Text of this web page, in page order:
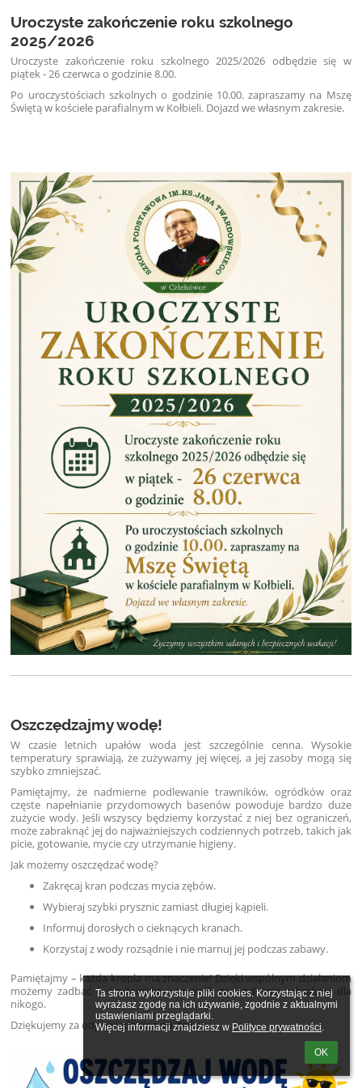
Ta strona wykorzystuje pliki cookies. Korzystając z niej
wyrażasz zgodę na ich używanie, zgodnie z aktualnymi
ustawieniami przeglądarki.
Więcej informacji znajdziesz w Polityce prywatności.
OK
Uroczyste zakończenie roku szkolnego
2025/2026
Uroczyste zakończenie roku szkolnego 2025/2026 odbędzie się w
piątek - 26 czerwca o godzinie 8.00.
Po uroczystościach szkolnych o godzinie 10.00. zapraszamy na Mszę
Świętą w kościele parafialnym w Kołbieli. Dojazd we własnym zakresie.
Oszczędzajmy wodę!
W czasie letnich upałów woda jest szczególnie cenna. Wysokie
temperatury sprawiają, że zużywamy jej więcej, a jej zasoby mogą się
szybko zmniejszać.
Pamiętajmy, że nadmierne podlewanie trawników, ogródków oraz
częste napełnianie przydomowych basenów powoduje bardzo duże
zużycie wody. Jeśli wszyscy będziemy korzystać z niej bez ograniczeń,
może zabraknąć jej do najważniejszych codziennych potrzeb, takich jak
picie, gotowanie, mycie czy utrzymanie higieny.
Jak możemy oszczędzać wodę?
Zakręcaj kran podczas mycia zębów.
Wybieraj szybki prysznic zamiast długiej kąpieli.
Informuj dorosłych o cieknących kranach.
Korzystaj z wody rozsądnie i nie marnuj jej podczas zabawy.
Pamiętajmy – każda kropla ma znaczenie! Dzięki wspólnym działaniom
możemy zadbać o środowisko i sprawić, że wody nie zabraknie dla
nikogo.
Dziękujemy za odpowiedzialną postawę!